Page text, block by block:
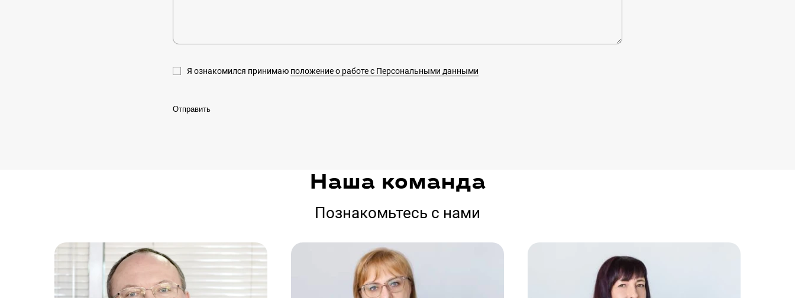
Я ознакомился принимаю положение о работе с Персональными данными
Отправить
Наша команда
Познакомьтесь с нами